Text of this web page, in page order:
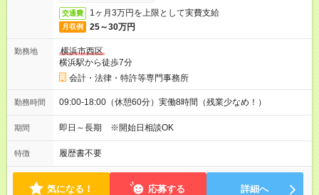
交通費 1ヶ月3万円を上限として実費支給
月収例 25～30万円
勤務地
横浜市西区
横浜駅から徒歩7分
会計・法律・特許等専門事務所
勤務時間 09:00-18:00（休憩60分）実働8時間（残業少なめ！）
期間 即日～長期 ※開始日相談OK
特徴 履歴書不要
気になる！ 応募する 詳細へ